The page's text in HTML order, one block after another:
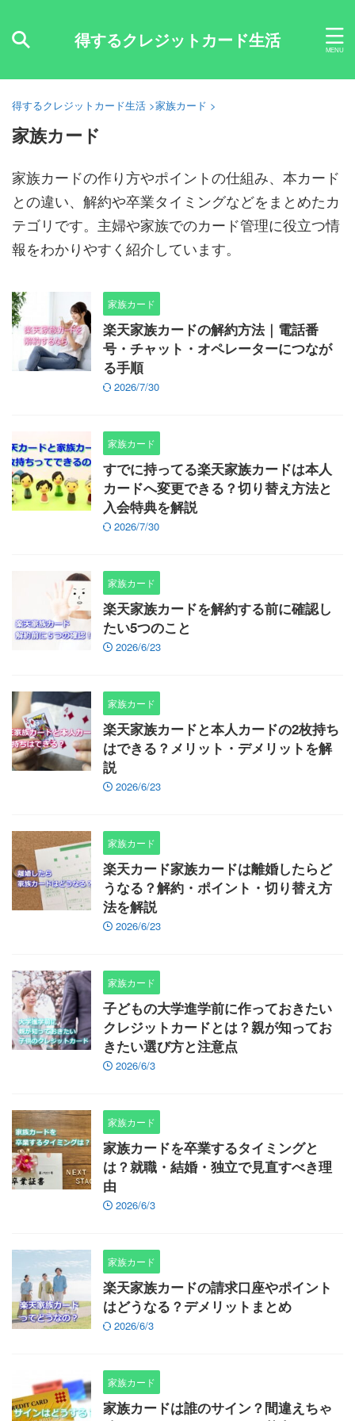
得するクレジットカード生活
得するクレジットカード生活 >家族カード >
家族カード
家族カードの作り方やポイントの仕組み、本カード
との違い、解約や卒業タイミングなどをまとめたカ
テゴリです。主婦や家族でのカード管理に役立つ情
報をわかりやすく紹介しています。
家族カード
楽天家族カードの解約方法｜電話番
号・チャット・オペレーターにつなが
る手順
2026/7/30
家族カード
すでに持ってる楽天家族カードは本人
カードへ変更できる？切り替え方法と
入会特典を解説
2026/7/30
家族カード
楽天家族カードを解約する前に確認し
たい5つのこと
2026/6/23
家族カード
楽天家族カードと本人カードの2枚持ち
はできる？メリット・デメリットを解
説
2026/6/23
家族カード
楽天カード家族カードは離婚したらど
うなる？解約・ポイント・切り替え方
法を解説
2026/6/23
家族カード
子どもの大学進学前に作っておきたい
クレジットカードとは？親が知ってお
きたい選び方と注意点
2026/6/3
家族カード
家族カードを卒業するタイミングと
は？就職・結婚・独立で見直すべき理
由
2026/6/3
家族カード
楽天家族カードの請求口座やポイント
はどうなる？デメリットまとめ
2026/6/3
家族カード
家族カードは誰のサイン？間違えちゃ